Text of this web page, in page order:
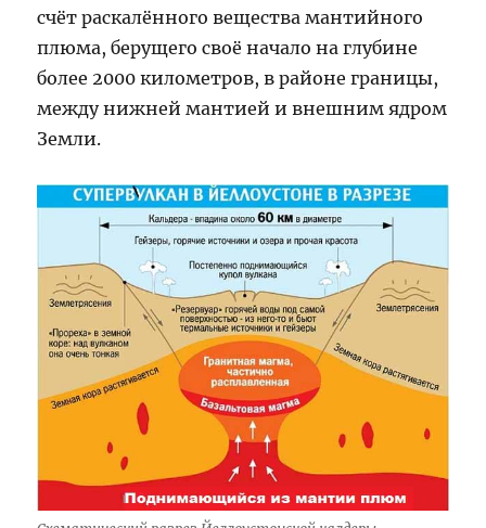
счёт раскалённого вещества мантийного
плюма, берущего своё начало на глубине
более 2000 километров, в районе границы,
между нижней мантией и внешним ядром
Земли.